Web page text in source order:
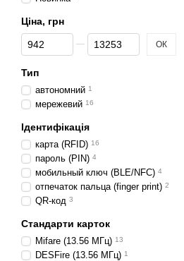
Ціна, грн
Від Ціна, грн
До Ціна, грн ОК
Тип
автономний 1
мережевий 16
Ідентифікація
карта (RFID) 16
пароль (PIN) 4
мобильный ключ (BLE/NFC) 4
отпечаток пальца (finger print) 2
QR-код 3
Стандарти карток
Mifare (13.56 МГц) 13
DESFire (13.56 МГц) 1